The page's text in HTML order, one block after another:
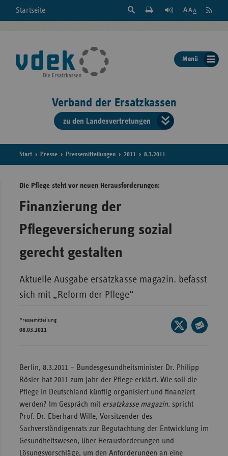
Startseite
Suche
der
Seite
Feed
Menü
Verband der Ersatzkassen
zu den Landesvertretungen
der
Berlin/
Hessen
Start Presse Pressemitteilungen 2011 8.3.2011
Die Pflege steht vor neuen Herausforderungen:
Finanzierung der
Pflegeversicherung sozial
gerecht gestalten
Aktuelle Ausgabe ersatzkasse magazin. befasst
sich mit „Reform der Pflege“
Pressemitteilung
08.03.2011
Seite
auf
Berlin, 8.3.2011 – Bundesgesundheitsminister Dr. Philipp
Rösler hat 2011 zum Jahr der Pflege erklärt. Wie soll die
Pflege in Deutschland künftig organisiert und finanziert
werden? Im Gespräch mit ersatzkasse magazin. spricht
Prof. Dr. Eberhard Wille, Vorsitzender des
Sachverständigenrats zur Begutachtung der Entwicklung im
Gesundheitswesen, über Herausforderungen und
Lösungsvorschläge, um den Anforderungen an eine